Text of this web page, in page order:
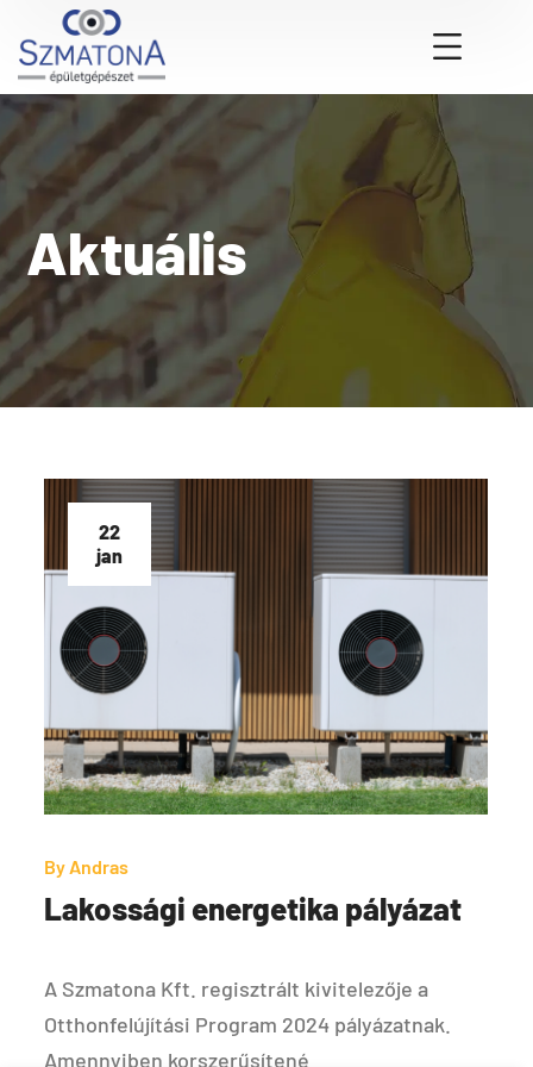
Aktuális
22
jan
By Andras
Lakossági energetika pályázat
A Szmatona Kft. regisztrált kivitelezője a
Otthonfelújítási Program 2024 pályázatnak.
Amennyiben korszerűsítené